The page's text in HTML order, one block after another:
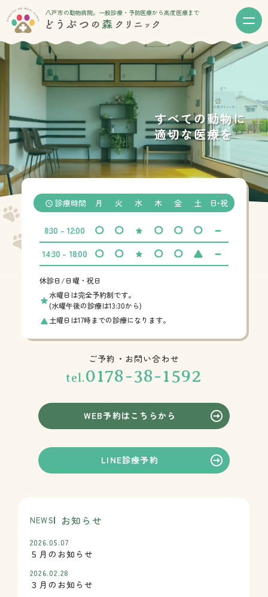
八戸市の動物病院。一般診療・予防医療から高度医療まで
すべての動物に
適切な医療を
診療時間 月 火 水 木 金 土 日・祝
8:30 - 12:00
14:30 - 18:00
休診日/日曜・祝日
水曜日は完全予約制です。
(水曜午後の診療は13:30から)
土曜日は17時までの診療になります。
ご予約・お問い合わせ
tel.0178-38-1592
WEB予約はこちらから
LINE診療予約
NEWS お知らせ
2026.05.07
５月のお知らせ
2026.02.28
３月のお知らせ